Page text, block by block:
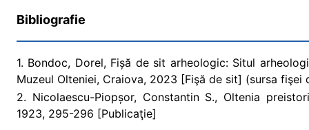
Bibliografie
1. Bondoc, Dorel, Fișă de sit arheologic: Situl
Muzeul Olteniei, Craiova, 2023 [Fişă de sit] (sursa fişei
2. Nicolaescu-Piopșor, Constantin S., Oltenia
1923, 295-296 [Publicaţie]